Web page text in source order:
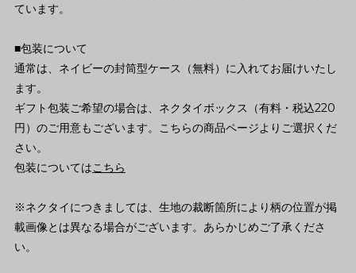
ています。
■包装について
通常は、ネイビーの封筒型ケース（無料）に入れてお届けいたし
ます。
ギフト包装ご希望の場合は、ネクタイボックス（有料・税込220
円）のご用意もございます。こちらの商品ページよりご選択くだ
さい。
包装についてはこちら
※ネクタイにつきましては、生地の裁断箇所により柄の位置が掲
載画像とは異なる場合がございます。あらかじめご了承くださ
い。